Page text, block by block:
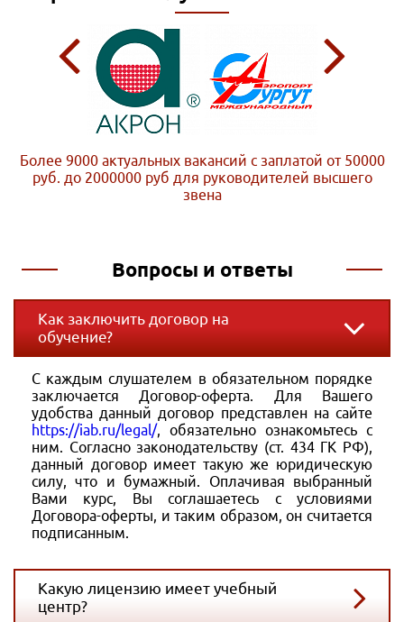
Более 9000 актуальных вакансий с заплатой от 50000
руб. до 2000000 руб для руководителей высшего
звена
Вопросы и ответы
Как заключить договор на
обучение?
С каждым слушателем в обязательном порядке
заключается Договор-оферта. Для Вашего
удобства данный договор представлен на сайте
https://iab.ru/legal/, обязательно ознакомьтесь с
ним. Согласно законодательству (ст. 434 ГК РФ),
данный договор имеет такую же юридическую
силу, что и бумажный. Оплачивая выбранный
Вами курс, Вы соглашаетесь с условиями
Договора-оферты, и таким образом, он считается
подписанным.
Какую лицензию имеет учебный
центр?